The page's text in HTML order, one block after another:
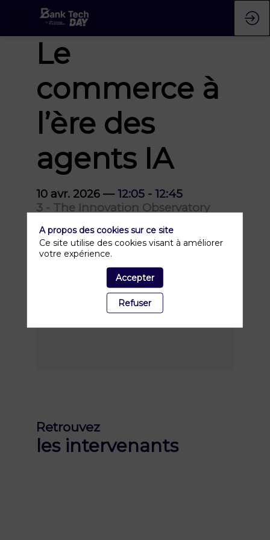
Le
commerce à
l’ère des
agents IA
10 avr. 2026 —12:05 - 12:45
3 - The Innovation Observatory
Retrouvez
les intervenants
A propos des cookies sur ce site
Ce site utilise des cookies visant à améliorer
votre expérience.
Accepter
Refuser